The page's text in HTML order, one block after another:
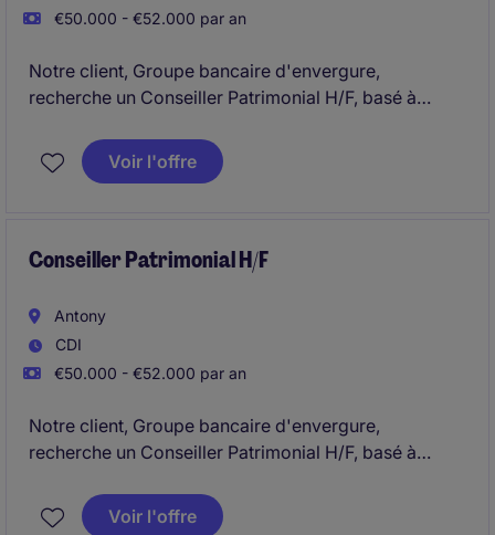
€50.000 - €52.000 par an
Notre client, Groupe bancaire d'envergure,
recherche un Conseiller Patrimonial H/F, basé à
Voir l'offre
Conseiller Patrimonial H/F
Antony
CDI
€50.000 - €52.000 par an
Notre client, Groupe bancaire d'envergure,
recherche un Conseiller Patrimonial H/F, basé à
Voir l'offre